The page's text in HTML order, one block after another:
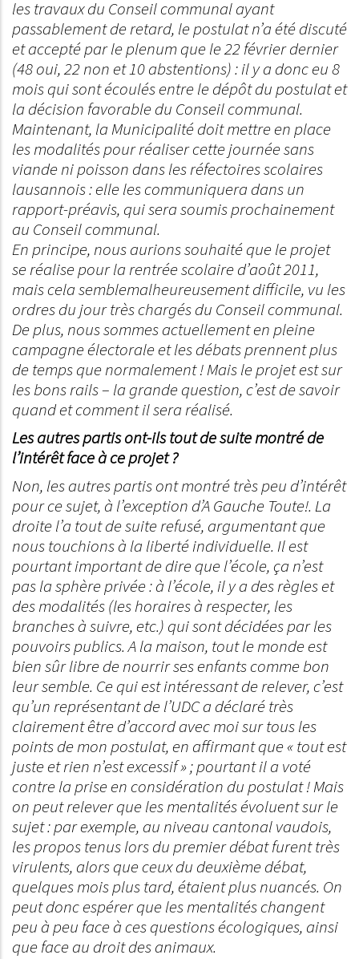
les travaux du Conseil communal ayant
passablement de retard, le postulat n’a été discuté
et accepté par le plenum que le 22 février dernier
(48 oui, 22 non et 10 abstentions) : il y a donc eu 8
mois qui sont écoulés entre le dépôt du postulat et
la décision favorable du Conseil communal.
Maintenant, la Municipalité doit mettre en place
les modalités pour réaliser cette journée sans
viande ni poisson dans les réfectoires scolaires
lausannois : elle les communiquera dans un
rapport-préavis, qui sera soumis prochainement
au Conseil communal.
En principe, nous aurions souhaité que le projet
se réalise pour la rentrée scolaire d’août 2011,
mais cela semblemalheureusement difficile, vu les
ordres du jour très chargés du Conseil communal.
De plus, nous sommes actuellement en pleine
campagne électorale et les débats prennent plus
de temps que normalement ! Mais le projet est sur
les bons rails – la grande question, c’est de savoir
quand et comment il sera réalisé.
Les autres partis ont-ils tout de suite montré de
l’intérêt face à ce projet ?
Non, les autres partis ont montré très peu d’intérêt
pour ce sujet, à l’exception d’A Gauche Toute!. La
droite l’a tout de suite refusé, argumentant que
nous touchions à la liberté individuelle. Il est
pourtant important de dire que l’école, ça n’est
pas la sphère privée : à l’école, il y a des règles et
des modalités (les horaires à respecter, les
branches à suivre, etc.) qui sont décidées par les
pouvoirs publics. A la maison, tout le monde est
bien sûr libre de nourrir ses enfants comme bon
leur semble. Ce qui est intéressant de relever, c’est
qu’un représentant de l’UDC a déclaré très
clairement être d’accord avec moi sur tous les
points de mon postulat, en affirmant que « tout est
juste et rien n’est excessif » ; pourtant il a voté
contre la prise en considération du postulat ! Mais
on peut relever que les mentalités évoluent sur le
sujet : par exemple, au niveau cantonal vaudois,
les propos tenus lors du premier débat furent très
virulents, alors que ceux du deuxième débat,
quelques mois plus tard, étaient plus nuancés. On
peut donc espérer que les mentalités changent
peu à peu face à ces questions écologiques, ainsi
que face au droit des animaux.